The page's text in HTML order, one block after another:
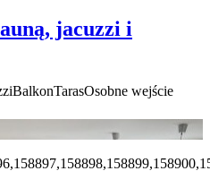
jacuzzi i
BalkonTarasOsobne wejście